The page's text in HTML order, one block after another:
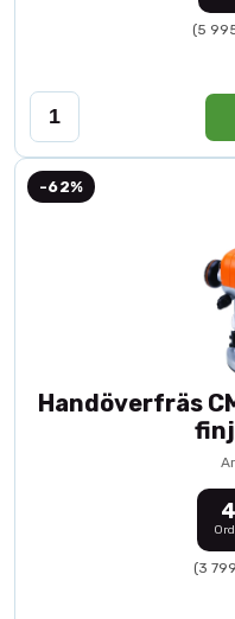
(5
-62%
Handöverfräs
(3